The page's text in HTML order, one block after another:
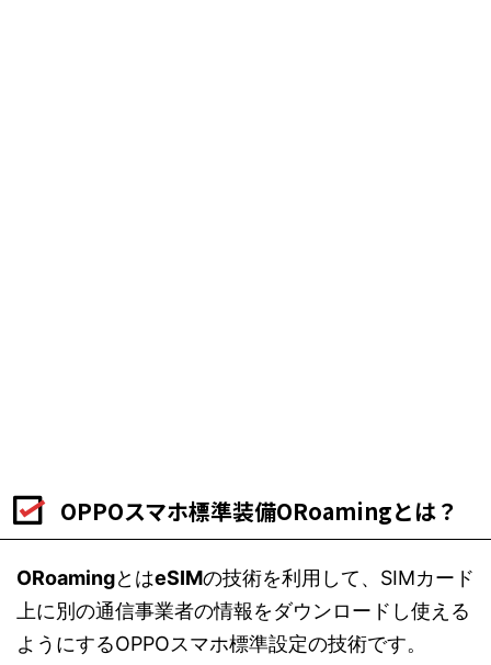
OPPOスマホ標準装備ORoamingとは？
ORoamingとはeSIMの技術を利用して、SIMカード
上に別の通信事業者の情報をダウンロードし使える
ようにするOPPOスマホ標準設定の技術です。